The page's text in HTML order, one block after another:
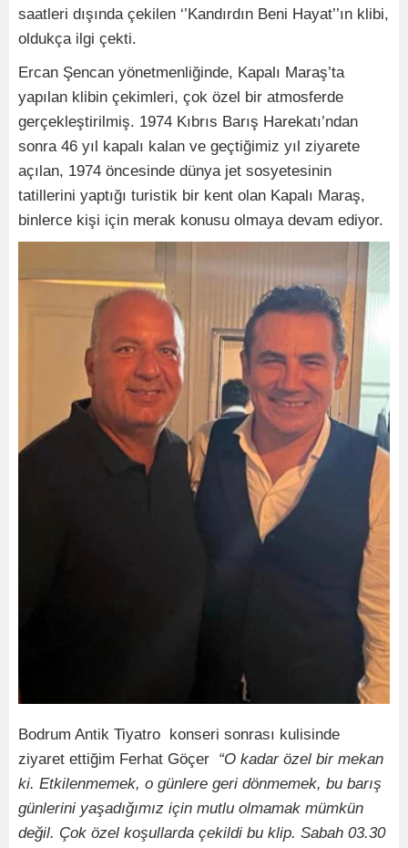
saatleri dışında çekilen ‘’Kandırdın Beni Hayat’’ın klibi,
oldukça ilgi çekti.
Ercan Şencan yönetmenliğinde, Kapalı Maraş’ta
yapılan klibin çekimleri, çok özel bir atmosferde
gerçekleştirilmiş. 1974 Kıbrıs Barış Harekatı’ndan
sonra 46 yıl kapalı kalan ve geçtiğimiz yıl ziyarete
açılan, 1974 öncesinde dünya jet sosyetesinin
tatillerini yaptığı turistik bir kent olan Kapalı Maraş,
binlerce kişi için merak konusu olmaya devam ediyor.
Bodrum Antik Tiyatro konseri sonrası kulisinde
ziyaret ettiğim Ferhat Göçer “O kadar özel bir mekan
ki. Etkilenmemek, o günlere geri dönmemek, bu barış
günlerini yaşadığımız için mutlu olmamak mümkün
değil. Çok özel koşullarda çekildi bu klip. Sabah 03.30